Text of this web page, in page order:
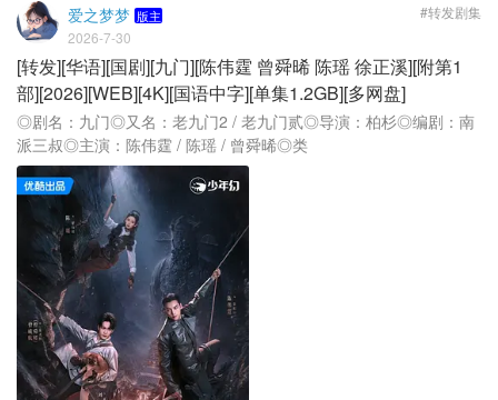
爱之梦梦 版主
2026-7-30
#转发剧集
[转发][华语][国剧][九门][陈伟霆 曾舜晞 陈瑶 徐正溪][附第1
部][2026][WEB][4K][国语中字][单集1.2GB][多网盘]
◎剧名：九门◎又名：老九门2 / 老九门贰◎导演：柏杉◎编剧：南
派三叔◎主演：陈伟霆 / 陈瑶 / 曾舜晞◎类